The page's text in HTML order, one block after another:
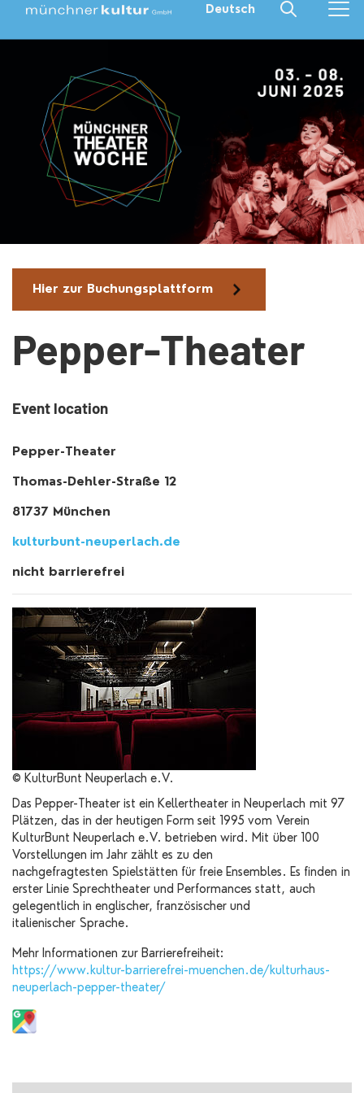
Deutsch
Hier zur Buchungsplattform
Pepper-Theater
Event location
Pepper-Theater
Thomas-Dehler-Straße 12
81737 München
kulturbunt-neuperlach.de
nicht barrierefrei
© KulturBunt Neuperlach e.V.
Das Pepper-Theater ist ein Kellertheater in Neuperlach mit 97
Plätzen, das in der heutigen Form seit 1995 vom Verein
KulturBunt Neuperlach e.V. betrieben wird. Mit über 100
Vorstellungen im Jahr zählt es zu den
nachgefragtesten Spielstätten für freie Ensembles. Es finden in
erster Linie Sprechtheater und Performances statt, auch
gelegentlich in englischer, französischer und
italienischer Sprache.
Mehr Informationen zur Barrierefreiheit:
https://www.kultur-barrierefrei-muenchen.de/kulturhaus-
neuperlach-pepper-theater/